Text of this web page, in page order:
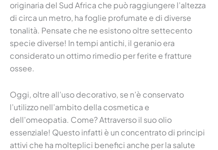
originaria del Sud Africa che può raggiungere l’altezza
di circa un metro, ha foglie profumate e di diverse
tonalità. Pensate che ne esistono oltre settecento
specie diverse! In tempi antichi, il geranio era
considerato un ottimo rimedio per ferite e fratture
ossee.
Oggi, oltre all’uso decorativo, se n’è conservato
l’utilizzo nell’ambito della cosmetica e
dell’omeopatia. Come? Attraverso il suo olio
essenziale! Questo infatti è un concentrato di principi
attivi che ha molteplici benefici anche per la salute